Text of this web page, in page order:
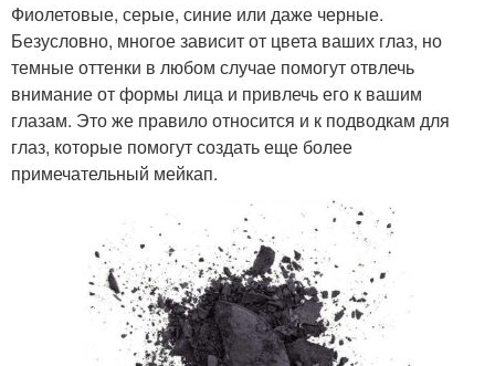
Фиолетовые, серые, синие или даже черные.
Безусловно, многое зависит от цвета ваших глаз, но
темные оттенки в любом случае помогут отвлечь
внимание от формы лица и привлечь его к вашим
глазам. Это же правило относится и к подводкам для
глаз, которые помогут создать еще более
примечательный мейкап.